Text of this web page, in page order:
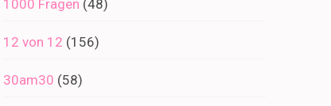
1000 Fragen (48)
12 von 12 (156)
30am30 (58)